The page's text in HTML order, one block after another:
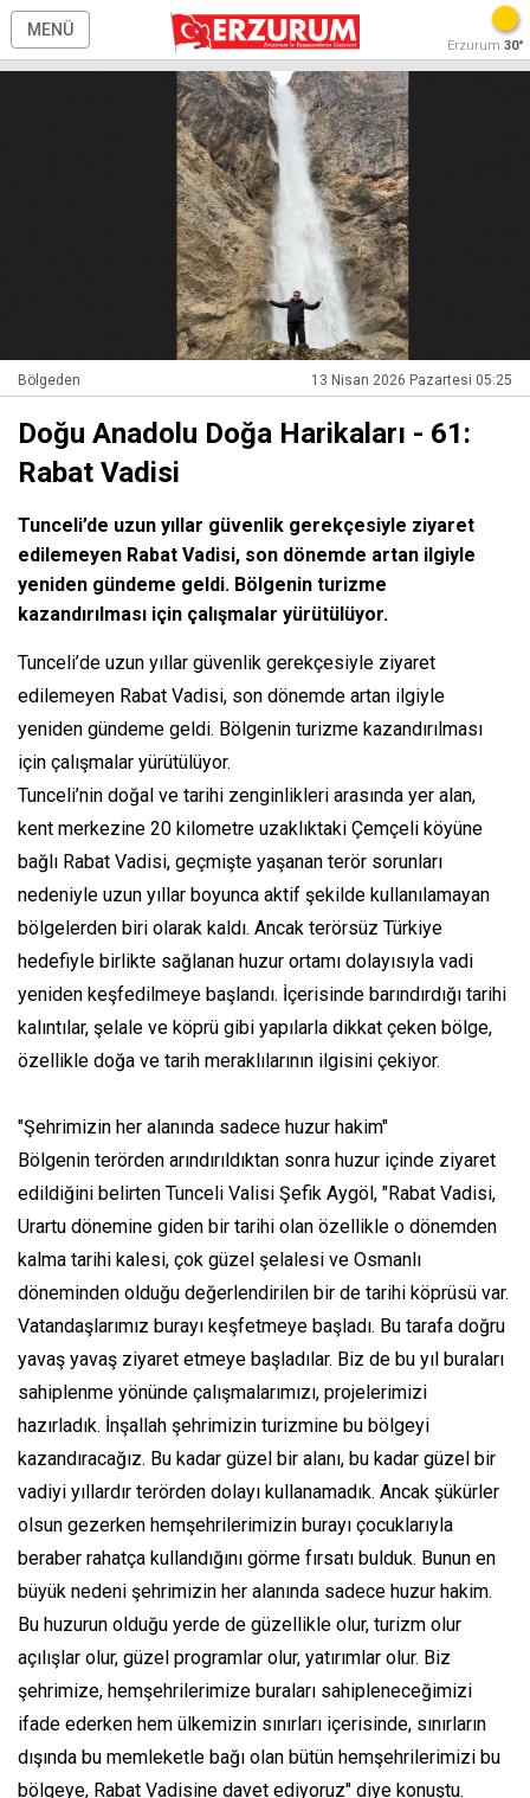
MENÜ
Erzurum 30°
Bölgeden 13 Nisan 2026 Pazartesi 05:25
Doğu Anadolu Doğa Harikaları - 61:
Rabat Vadisi
Tunceli’de uzun yıllar güvenlik gerekçesiyle ziyaret
edilemeyen Rabat Vadisi, son dönemde artan ilgiyle
yeniden gündeme geldi. Bölgenin turizme
kazandırılması için çalışmalar yürütülüyor.
Tunceli’de uzun yıllar güvenlik gerekçesiyle ziyaret
edilemeyen Rabat Vadisi, son dönemde artan ilgiyle
yeniden gündeme geldi. Bölgenin turizme kazandırılması
için çalışmalar yürütülüyor.
Tunceli’nin doğal ve tarihi zenginlikleri arasında yer alan,
kent merkezine 20 kilometre uzaklıktaki Çemçeli köyüne
bağlı Rabat Vadisi, geçmişte yaşanan terör sorunları
nedeniyle uzun yıllar boyunca aktif şekilde kullanılamayan
bölgelerden biri olarak kaldı. Ancak terörsüz Türkiye
hedefiyle birlikte sağlanan huzur ortamı dolayısıyla vadi
yeniden keşfedilmeye başlandı. İçerisinde barındırdığı tarihi
kalıntılar, şelale ve köprü gibi yapılarla dikkat çeken bölge,
özellikle doğa ve tarih meraklılarının ilgisini çekiyor.
"Şehrimizin her alanında sadece huzur hakim"
Bölgenin terörden arındırıldıktan sonra huzur içinde ziyaret
edildiğini belirten Tunceli Valisi Şefik Aygöl, "Rabat Vadisi,
Urartu dönemine giden bir tarihi olan özellikle o dönemden
kalma tarihi kalesi, çok güzel şelalesi ve Osmanlı
döneminden olduğu değerlendirilen bir de tarihi köprüsü var.
Vatandaşlarımız burayı keşfetmeye başladı. Bu tarafa doğru
yavaş yavaş ziyaret etmeye başladılar. Biz de bu yıl buraları
sahiplenme yönünde çalışmalarımızı, projelerimizi
hazırladık. İnşallah şehrimizin turizmine bu bölgeyi
kazandıracağız. Bu kadar güzel bir alanı, bu kadar güzel bir
vadiyi yıllardır terörden dolayı kullanamadık. Ancak şükürler
olsun gezerken hemşehrilerimizin burayı çocuklarıyla
beraber rahatça kullandığını görme fırsatı bulduk. Bunun en
büyük nedeni şehrimizin her alanında sadece huzur hakim.
Bu huzurun olduğu yerde de güzellikle olur, turizm olur
açılışlar olur, güzel programlar olur, yatırımlar olur. Biz
şehrimize, hemşehrilerimize buraları sahipleneceğimizi
ifade ederken hem ülkemizin sınırları içerisinde, sınırların
dışında bu memleketle bağı olan bütün hemşehrilerimizi bu
bölgeye, Rabat Vadisine davet ediyoruz" diye konuştu.